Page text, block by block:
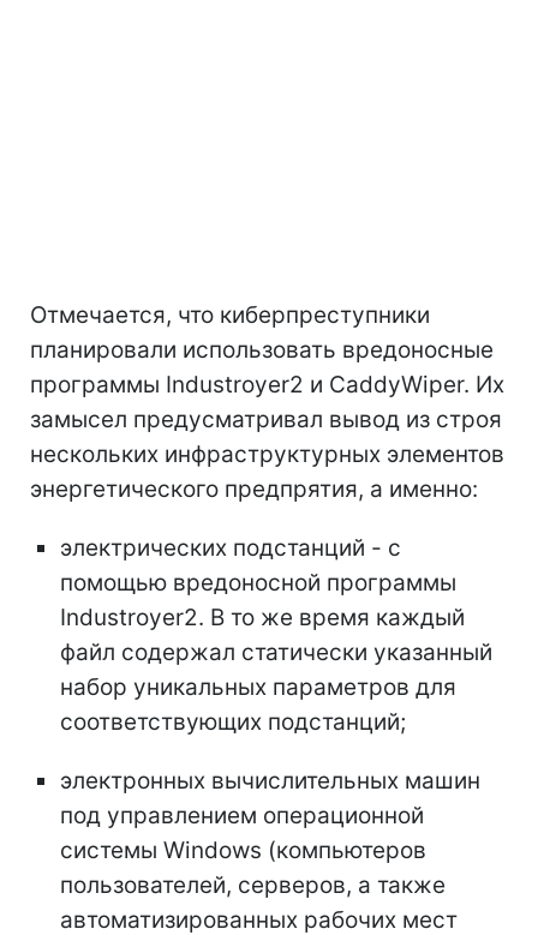
Отмечается, что киберпреступники
планировали использовать вредоносные
программы Industroyer2 и CaddyWiper. Их
замысел предусматривал вывод из строя
нескольких инфраструктурных элементов
энергетического предпрятия, а именно:
электрических подстанций - с
помощью вредоносной программы
Industroyer2. В то же время каждый
файл содержал статически указанный
набор уникальных параметров для
соответствующих подстанций;
электронных вычислительных машин
под управлением операционной
системы Windows (компьютеров
пользователей, серверов, а также
автоматизированных рабочих мест